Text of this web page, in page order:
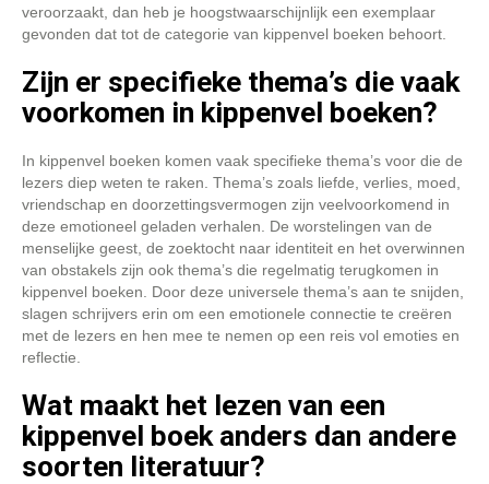
veroorzaakt, dan heb je hoogstwaarschijnlijk een exemplaar
gevonden dat tot de categorie van kippenvel boeken behoort.
Zijn er specifieke thema’s die vaak
voorkomen in kippenvel boeken?
In kippenvel boeken komen vaak specifieke thema’s voor die de
lezers diep weten te raken. Thema’s zoals liefde, verlies, moed,
vriendschap en doorzettingsvermogen zijn veelvoorkomend in
deze emotioneel geladen verhalen. De worstelingen van de
menselijke geest, de zoektocht naar identiteit en het overwinnen
van obstakels zijn ook thema’s die regelmatig terugkomen in
kippenvel boeken. Door deze universele thema’s aan te snijden,
slagen schrijvers erin om een emotionele connectie te creëren
met de lezers en hen mee te nemen op een reis vol emoties en
reflectie.
Wat maakt het lezen van een
kippenvel boek anders dan andere
soorten literatuur?